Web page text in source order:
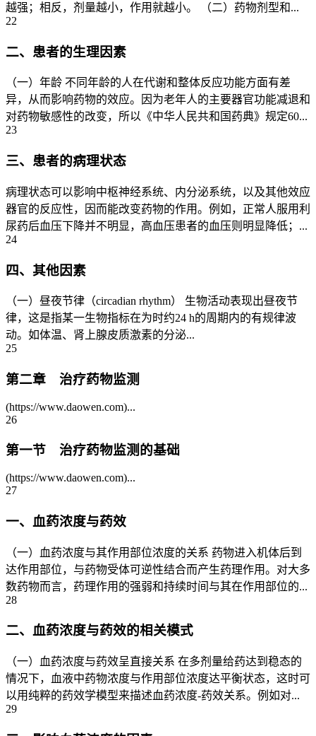
越强；相反，剂量越小，作用就越小。 （二）药物剂型和...
22
二、患者的生理因素
（一）年龄 不同年龄的人在代谢和整体反应功能方面有差
异，从而影响药物的效应。因为老年人的主要器官功能减退和
对药物敏感性的改变，所以《中华人民共和国药典》规定60...
23
三、患者的病理状态
病理状态可以影响中枢神经系统、内分泌系统，以及其他效应
器官的反应性，因而能改变药物的作用。例如，正常人服用利
尿药后血压下降并不明显，高血压患者的血压则明显降低；...
24
四、其他因素
（一）昼夜节律（circadian rhythm） 生物活动表现出昼夜节
律，这是指某一生物指标在为时约24 h的周期内的有规律波
动。如体温、肾上腺皮质激素的分泌...
25
第二章 治疗药物监测
(https://www.daowen.com)...
26
第一节 治疗药物监测的基础
(https://www.daowen.com)...
27
一、血药浓度与药效
（一）血药浓度与其作用部位浓度的关系 药物进入机体后到
达作用部位，与药物受体可逆性结合而产生药理作用。对大多
数药物而言，药理作用的强弱和持续时间与其在作用部位的...
28
二、血药浓度与药效的相关模式
（一）血药浓度与药效呈直接关系 在多剂量给药达到稳态的
情况下，血液中药物浓度与作用部位浓度达平衡状态，这时可
以用纯粹的药效学模型来描述血药浓度-药效关系。例如对...
29